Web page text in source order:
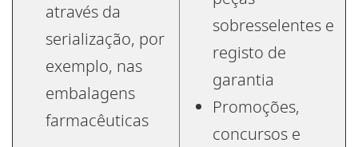
através da
serialização, por
exemplo, nas
embalagens
farmacêuticas
sobresselentes e
registo de
garantia
Promoções,
concursos e